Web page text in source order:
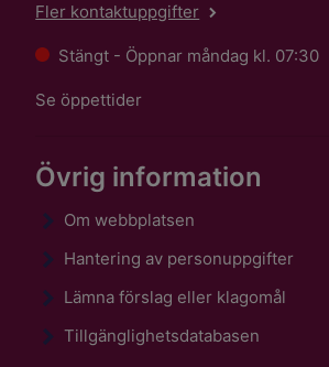
Fler kontaktuppgifter
Stängt - Öppnar måndag kl. 07:30
Se öppettider
Övrig information
Om webbplatsen
Hantering av personuppgifter
Lämna förslag eller klagomål
Tillgänglighetsdatabasen